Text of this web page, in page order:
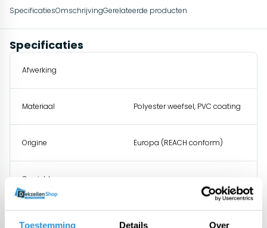
Toestemming Details Over
SpecificatiesOmschrijvingGerelateerde producten
Specificaties
Afwerking
Materiaal Polyester weefsel, PVC coating
Origine Europa (REACH conform)
Gewicht